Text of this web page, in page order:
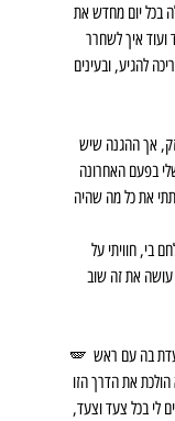
בכל יום מחדש את
איך לשחרר
להגיע, ובעינים
אך ההגנה שיש
בפעם האחרונה
את כל מה שהיה
בי, חוויתי על
עושה את זה שוב
🪽 אני לא יודעת לאן עוד הדרך תקח אותי אך אני צועדת בה עם ראש
את הדרך הזו
לי בכל צעד וצעד,